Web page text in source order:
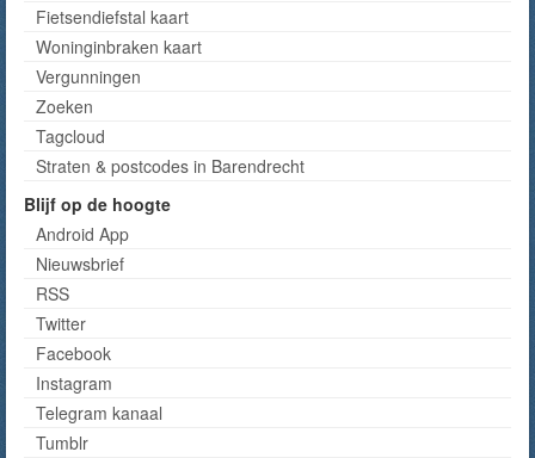
Fietsendiefstal kaart
Woninginbraken kaart
Vergunningen
Zoeken
Tagcloud
Straten & postcodes in Barendrecht
Blijf op de hoogte
Android App
Nieuwsbrief
RSS
Twitter
Facebook
Instagram
Telegram kanaal
Tumblr